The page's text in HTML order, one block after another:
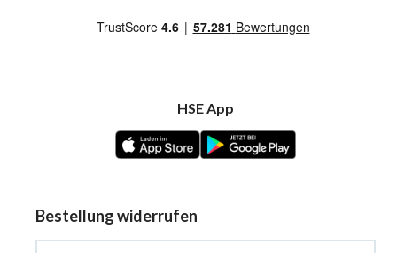
HSE App
Bestellung widerrufen